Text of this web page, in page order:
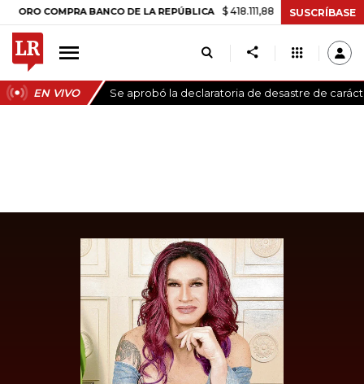
COMPRA BANCO DE LA REPÚBLICA $ 418.111,88 +$ 9.612,91 +2,35%
SUSCRÍBASE
EN VIVO Se aprobó la declaratoria de desastre de